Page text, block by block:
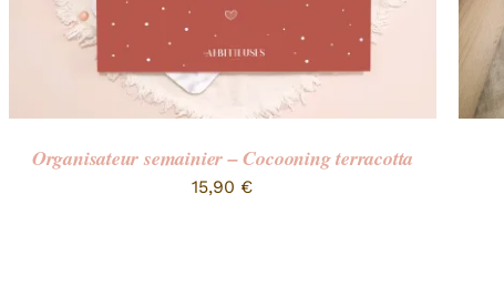
Organisateur semainier – Cocooning terracotta
15,90 €